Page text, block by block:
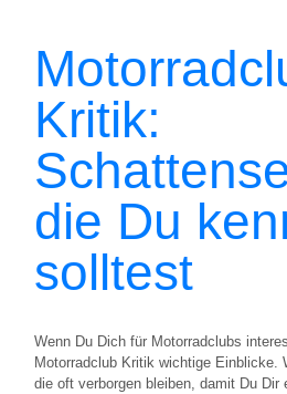
Kritik:
die Du
solltest
Wenn Du Dich für Motorradclubs
Motorradclub Kritik wichtige Einblicke.
die oft verborgen bleiben, damit Du Dir